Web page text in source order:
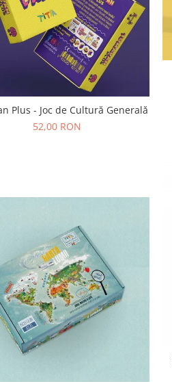
Plus - Joc de Cultură Generală
52,00 RON